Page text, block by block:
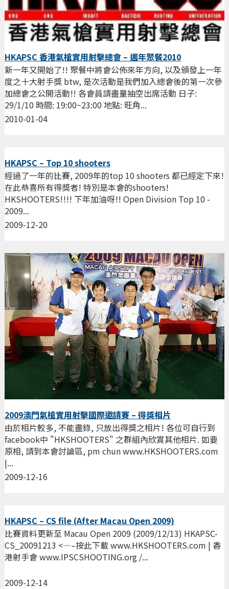
HKAPSC 香港氣槍實用射擊總會 – 週年聚餐2010
2010-01-04
新一年又開始了!! 聚餐中將會公佈來年方向, 以及頒發上一年
度之十大射手獎 btw, 是次活動是我們加入總會後的第一次參
加總會之公開活動!! 各會員請盡量抽空出席活動 日子:
29/1/10 時間: 19:00~23:00 地點: 旺角...
HKAPSC – Top 10 shooters
2009-12-20
經過了一年的比賽, 2009年的top 10 shooters 都已經定下來!
在此恭喜所有得獎者! 特別是本會的shooters!
HKSHOOTERS!!!! 下年加油呀!! Open Division Top 10 -
2009...
2009澳門氣槍實用射擊國際邀請賽 – 得獎相片
2009-12-16
由於相片較多, 不能盡錄, 只放出得獎之相片! 各位可自行到
facebook中 "HKSHOOTERS" 之群組內欣賞其他相片. 如要
原相, 請到本會討論區, pm chun www.HKSHOOTERS.com
|...
HKAPSC – CS file (After Macau Open 2009)
2009-12-14
比賽資料更新至 Macau Open 2009 (2009/12/13) HKAPSC-
CS_20091213 <—–按此下載 www.HKSHOOTERS.com | 香
港射手會 www.IPSCSHOOTING.org /...